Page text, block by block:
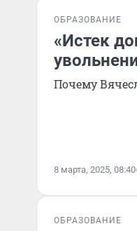
ОБРАЗОВАНИЕ
«Истек
Почему
8 марта, 2025, 08:40
ОБРАЗОВАНИЕ